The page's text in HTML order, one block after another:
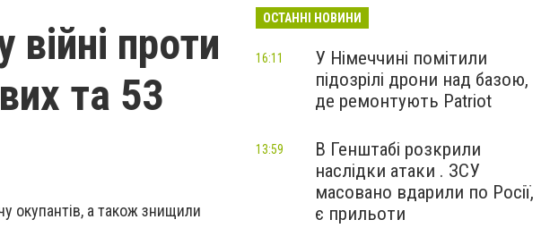
проти
та 53
окупантів, а також знищили
ОСТАННІ НОВИНИ
У Німеччині помітили
підозрілі дрони над базою,
де ремонтують Patriot
16:11
В Генштабі розкрили
наслідки атаки . ЗСУ
масовано вдарили по Росії,
є прильоти
13:59